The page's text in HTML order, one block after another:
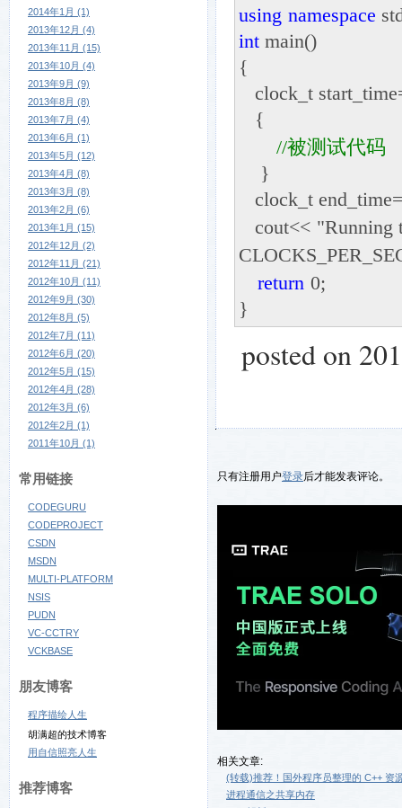
2014年1月 (1)
2013年12月 (4)
2013年11月 (15)
2013年10月 (4)
2013年9月 (9)
2013年8月 (8)
2013年7月 (4)
2013年6月 (1)
2013年5月 (12)
2013年4月 (8)
2013年3月 (8)
2013年2月 (6)
2013年1月 (15)
2012年12月 (2)
2012年11月 (21)
2012年10月 (11)
2012年9月 (30)
2012年8月 (5)
2012年7月 (11)
2012年6月 (20)
2012年5月 (15)
2012年4月 (28)
2012年3月 (6)
2012年2月 (1)
2011年10月 (1)
常用链接
CODEGURU
CODEPROJECT
CSDN
MSDN
MULTI-PLATFORM
NSIS
PUDN
VC-CCTRY
VCKBASE
朋友博客
程序描绘人生
胡满超的技术博客
用自信照亮人生
推荐博客
using namespace
int main()
{
clock_t start_time
{
//被测试代码
}
clock_t end_time=
cout<< "Running
return 0;
}
posted on
只有注册用户登录后才能发表评论。
相关文章:
(转载)推荐！国外程序员整理的 C++ 资
进程通信之共享内存